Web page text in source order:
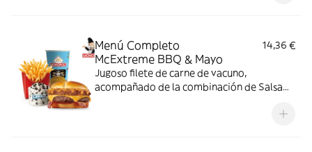
Menú Completo
McExtreme BBQ & Mayo
14,36 €
Jugoso filete de carne de vacuno,
acompañado de la combinación de Salsa
doble de cheddar, lechuga fresca y tiras de